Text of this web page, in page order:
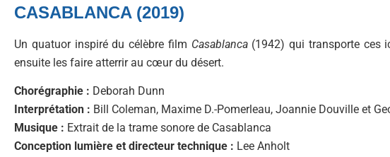
CASABLANCA (2019)
Un quatuor inspiré du célèbre film Casablanca(1942) qui transporte ces
ensuite les faire atterrir au cœur du désert.
Chorégraphie : Deborah Dunn
Interprétation : Bill Coleman, Maxime D.-Pomerleau, Joannie Douville et
Musique : Extrait de la trame sonore de Casablanca
Conception lumière et directeur technique : Lee Anholt